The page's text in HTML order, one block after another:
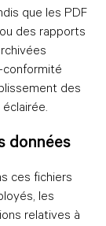
que les PDF
des rapports
conformité
des
données
ces fichiers
les
relatives à